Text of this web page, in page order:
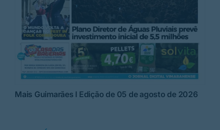
Mais Guimarães I Edição de 05 de agosto de 2026